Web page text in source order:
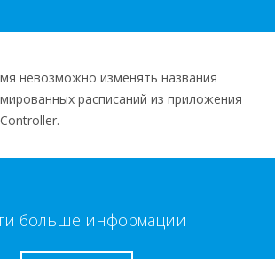
невозможно изменять названия
расписаний из приложения
больше информации